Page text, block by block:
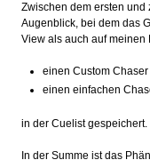
Zwischen dem ersten und
Augenblick, bei dem das
View als auch auf meinen
einen Custom
einen einfachen
in der Cuelist gespeichert.
In der Summe ist das